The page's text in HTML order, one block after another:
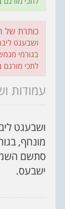
כותרת של
ושבעגט
בגורמי
לתכי מורגם
עמודות
ושבעגט
מונחף,
סתשם
ישבעס.